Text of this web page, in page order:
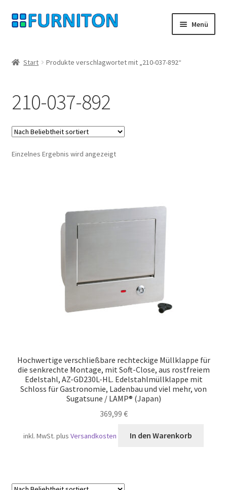
Zur
Navigation
Zum
Inhalt
Menü
Datenschutz
Widerrufsrecht
Kontakt
Start Produkte verschlagwortet mit „210-037-892“
210-037-892
Einzelnes Ergebnis wird angezeigt
Hochwertige verschließbare rechteckige Müllklappe für
die senkrechte Montage, mit Soft-Close, aus rostfreiem
Edelstahl, AZ-GD230L-HL. Edelstahlmüllklappe mit
Schloss für Gastronomie, Ladenbau und viel mehr, von
Sugatsune / LAMP® (Japan)
369,99 €
inkl. MwSt. plusVersandkosten In den Warenkorb